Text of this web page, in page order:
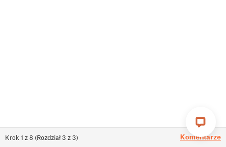
Krok 1 z8 (Rozdział3 z3) Komentarze